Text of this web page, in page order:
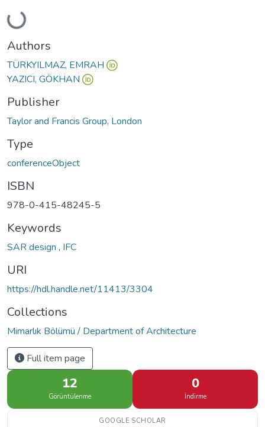
Loading...
Authors
TÜRKYILMAZ, EMRAH
YAZICI, GÖKHAN
Publisher
Taylor and Francis Group, London
Type
conferenceObject
ISBN
978-0-415-48245-5
Keywords
SAR design , IFC
URI
https://hdl.handle.net/11413/3304
Collections
Mimarlık Bölümü / Department of Architecture
Full item page
12
Görüntülenme
0
İndirme
GOOGLE SCHOLAR